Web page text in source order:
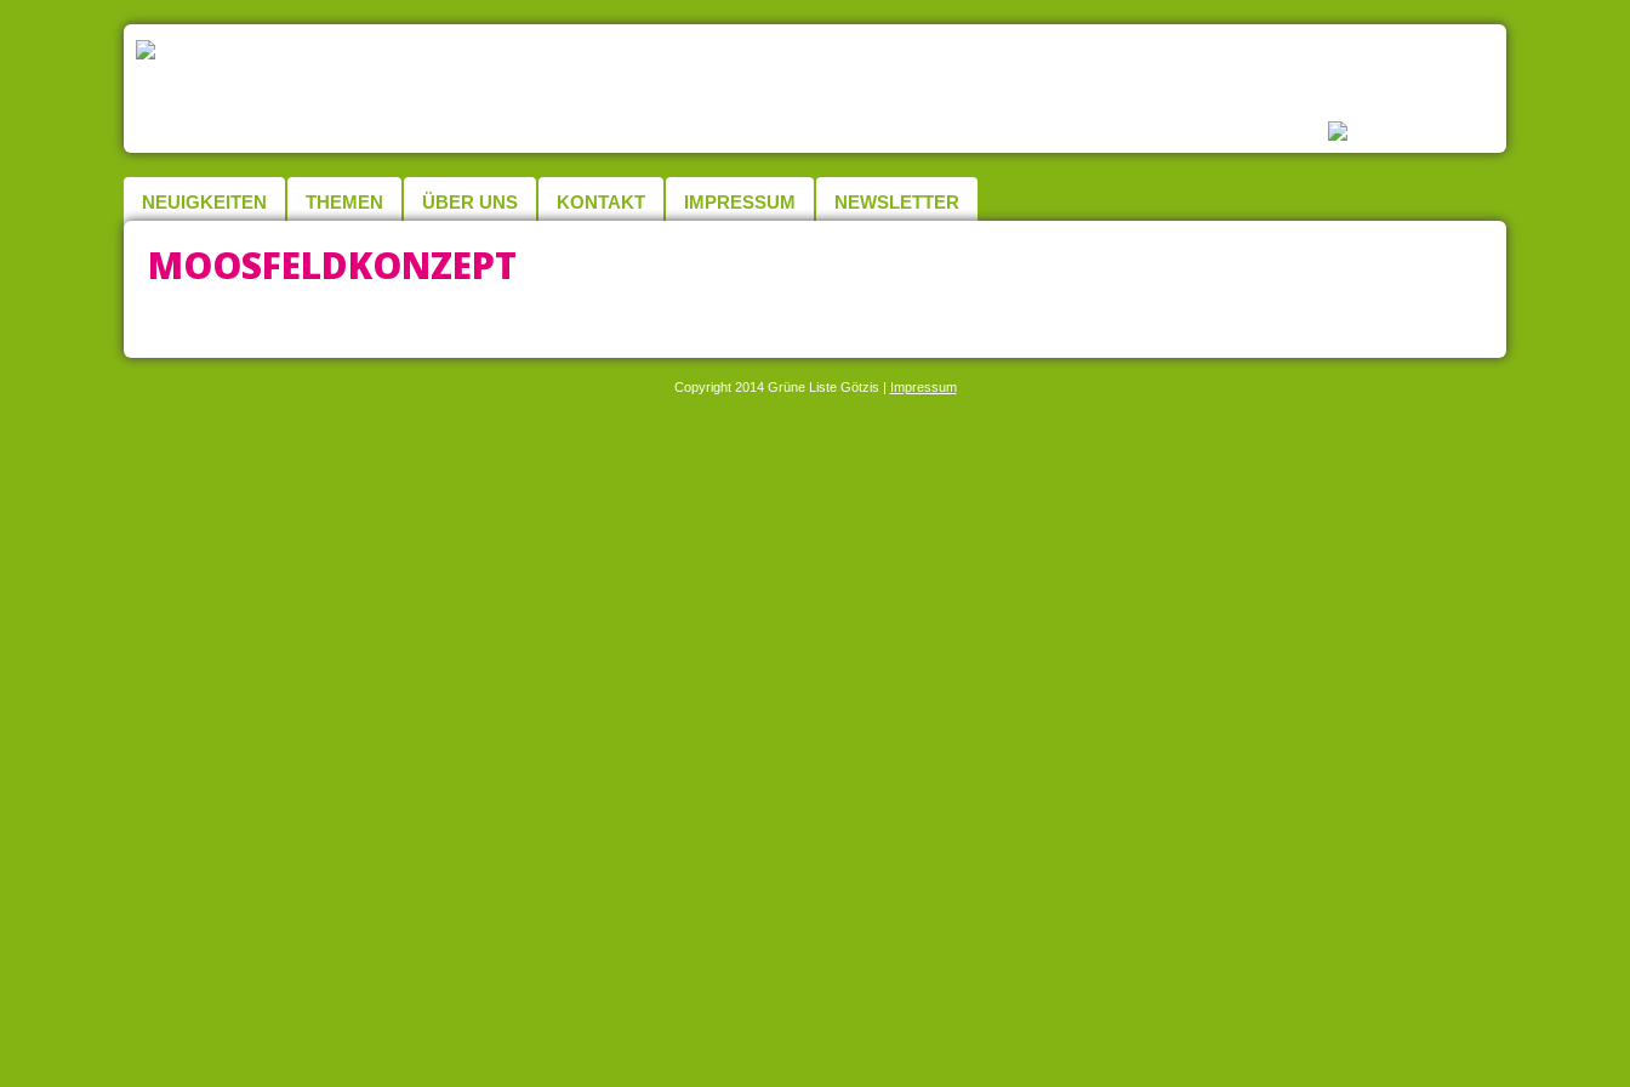
NEUIGKEITEN THEMEN ÜBER UNS KONTAKT IMPRESSUM NEWSLETTER
MOOSFELDKONZEPT
Copyright 2014 Grüne Liste Götzis | Impressum